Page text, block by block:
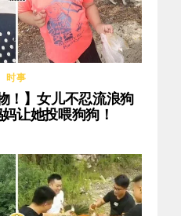
时事
！】女儿不忍流浪狗
让她投喂狗狗！